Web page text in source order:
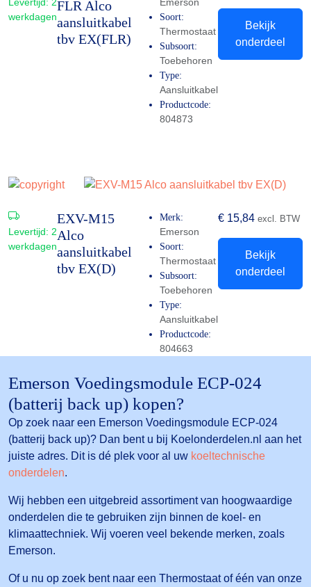
werkdagen
FLR Alco
aansluitkabel
tbv EX(FLR)
Soort:
Thermostaat
Subsoort:
Toebehoren
Type:
Aansluitkabel
Productcode:
804873
Bekijk
onderdeel
Levertijd: 2
werkdagen
EXV-M15
Alco
aansluitkabel
tbv EX(D)
Merk:
Emerson
Soort:
Thermostaat
Subsoort:
Toebehoren
Type:
Aansluitkabel
Productcode:
804663
€ 15,84 excl. BTW
Bekijk
onderdeel
Emerson Voedingsmodule ECP-024
(batterij back up) kopen?
Op zoek naar een Emerson Voedingsmodule ECP-024
(batterij back up)? Dan bent u bij Koelonderdelen.nl aan het
juiste adres. Dit is dé plek voor al uw koeltechnische
onderdelen.
Wij hebben een uitgebreid assortiment van hoogwaardige
onderdelen die te gebruiken zijn binnen de koel- en
klimaattechniek. Wij voeren veel bekende merken, zoals
Emerson.
Of u nu op zoek bent naar een Thermostaat of één van onze